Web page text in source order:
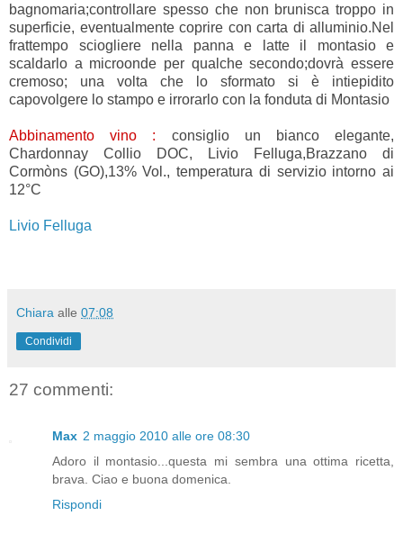
bagnomaria;controllare spesso che non brunisca troppo in
superficie, eventualmente coprire con carta di alluminio.Nel
frattempo sciogliere nella panna e latte il montasio e
scaldarlo a microonde per qualche secondo;dovrà essere
cremoso; una volta che lo sformato si è intiepidito
capovolgere lo stampo e irrorarlo con la fonduta di Montasio
Abbinamento vino :
consiglio un bianco elegante,
Chardonnay Collio DOC, Livio Felluga,Brazzano di
Cormòns (GO),13% Vol., temperatura di servizio intorno ai
12°C
Livio Felluga
Chiara alle 07:08
Condividi
27 commenti:
Max 2 maggio 2010 alle ore 08:30
Adoro il montasio...questa mi sembra una ottima ricetta,
brava. Ciao e buona domenica.
Rispondi